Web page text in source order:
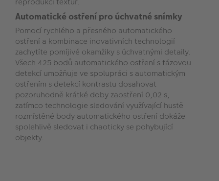
Automatické ostření pro úchvatné snímky
Pomocí rychlého a přesného automatického
ostření a kombinace inovativních technologií
zachytíte pomíjivé okamžiky s úchvatnými detaily.
Všech 425 bodů automatického ostření s fázovou
detekcí umožňuje ve spolupráci s automatickým
ostřením s detekcí kontrastu dosahovat
pozoruhodně krátké doby zaostření 0,02 s,
zatímco technologie sledování využívající hustě
rozmístěné body automatického ostření dokáže
spolehlivě sledovat i chaoticky se pohybující
objekty.